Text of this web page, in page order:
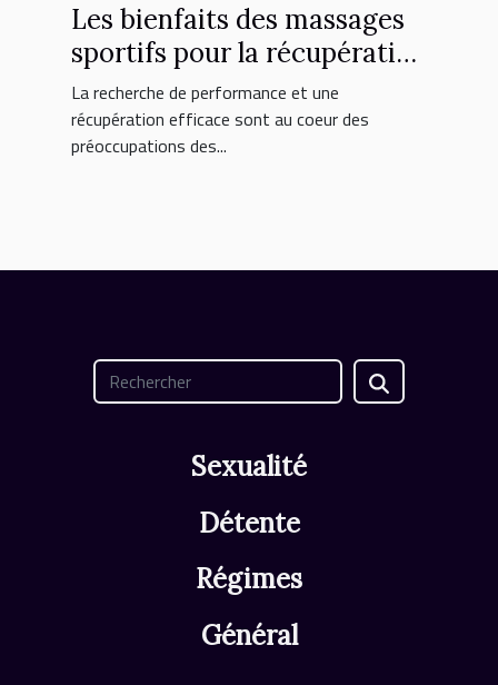
Les bienfaits des massages
sportifs pour la récupération
et la performance
La recherche de performance et une
récupération efficace sont au coeur des
préoccupations des...
Sexualité
Détente
Régimes
Général